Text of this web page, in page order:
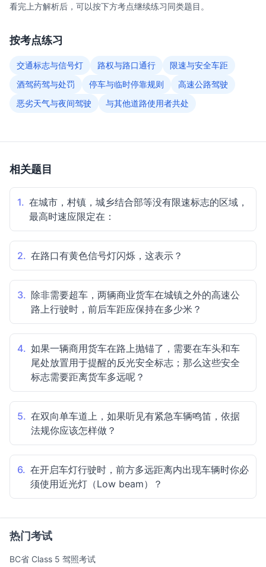
看完上方解析后，可以按下方考点继续练习同类题目。
按考点练习
交通标志与信号灯 路权与路口通行
限速与安全车距
酒驾药驾与处罚
停车与临时停靠规则
高速公路驾驶
恶劣天气与夜间驾驶
与其他道路使用者共处
相关题目
1. 在城市，村镇，城乡结合部等没有限速标志的区域，
最高时速应限定在：
2. 在路口有黄色信号灯闪烁，这表示？
3. 除非需要超车，两辆商业货车在城镇之外的高速公
路上行驶时，前后车距应保持在多少米？
4. 如果一辆商用货车在路上抛锚了，需要在车头和车
尾处放置用于提醒的反光安全标志；那么这些安全
标志需要距离货车多远呢？
5. 在双向单车道上，如果听见有紧急车辆鸣笛，依据
法规你应该怎样做？
6. 在开启车灯行驶时，前方多远距离内出现车辆时你必
须使用近光灯（Low beam）？
热门考试
BC省 Class 5 驾照考试